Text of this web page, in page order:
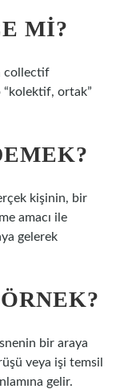
MI?
collectif
ortak”
kişinin, bir
amacı ile
gelerek
bir araya
veya işi temsil
gelir.